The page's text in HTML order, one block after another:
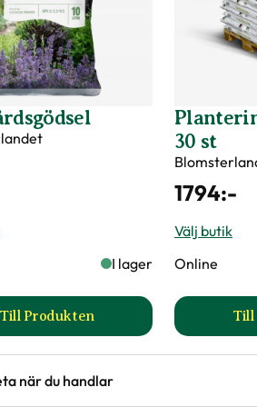
I lager
Till Produkten
till Trädgårdsgödsel
30 st
1794:-
Välj butik
Online
Till
när du handlar